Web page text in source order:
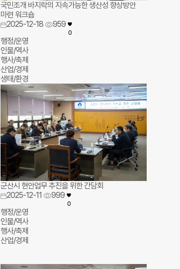
국민조개 바지락의 지속가능한 생산성 향상방안
마련 워크숍
2025-12-18
959
0
행정/운영
인물/역사
행사/축제
산업/경제
생태/환경
군산시 현안업무 추진을 위한 간담회
2025-12-11
999
0
행정/운영
인물/역사
행사/축제
산업/경제